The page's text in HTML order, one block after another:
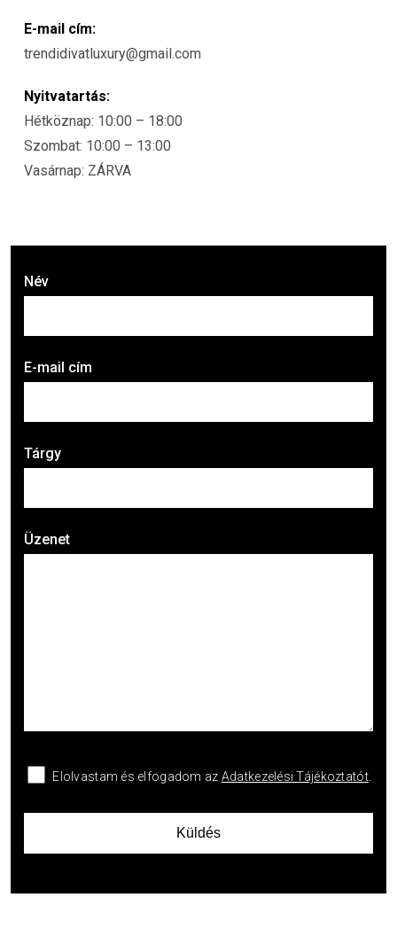
Név
E-mail cím
Tárgy
Üzenet
Elolvastam és elfogadom az Adatkezelési Tájékoztatót.
E-mail cím:
trendidivatluxury@gmail.com
Nyitvatartás:
Hétköznap: 10:00 – 18:00
Szombat: 10:00 – 13:00
Vasárnap: ZÁRVA